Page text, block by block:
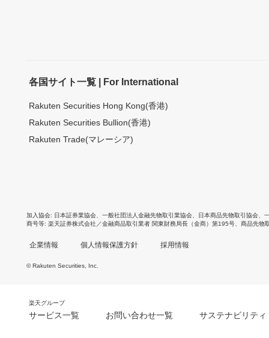
各国サイト一覧 | For International
Rakuten Securities Hong Kong(香港)
Rakuten Securities Bullion(香港)
Rakuten Trade(マレーシア)
加入協会 日本証券業協会 一般社団法人金融先物取引業協会 日本商品先物取引協会
商号等 楽天証券株式会社／金融商品取引業者 関東財務局長（金商）第195号、商品先物
企業情報 個人情報保護方針 採用情報
© Rakuten Securities, Inc.
楽天グループ
サービス一覧 お問い合わせ一覧 サステナビリティ